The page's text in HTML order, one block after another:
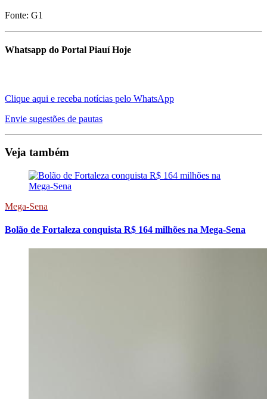
Fonte: G1
Whatsapp do Portal Piauí Hoje
Clique aqui e receba notícias pelo WhatsApp
Envie sugestões de pautas
Veja também
Mega-Sena
Bolão de Fortaleza conquista R$ 164 milhões na Mega-Sena